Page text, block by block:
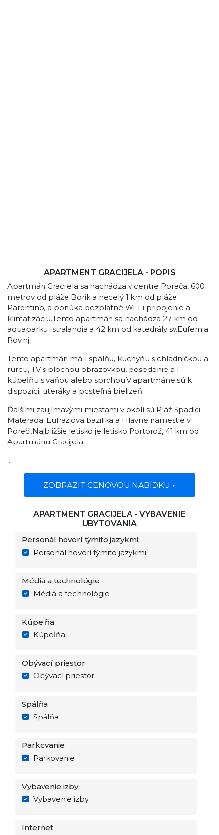
APARTMENT GRACIJELA - POPIS
Apartmán Gracijela sa nachádza v centre Poreča, 600
metrov od pláže Borik a necelý 1 km od pláže
Parentino, a ponúka bezplatné Wi-Fi pripojenie a
klimatizáciu.Tento apartmán sa nachádza 27 km od
aquaparku Istralandia a 42 km od katedrály sv.Eufemia
Rovinj.
Tento apartmán má 1 spálňu, kuchyňu s chladničkou a
rúrou, TV s plochou obrazovkou, posedenie a 1
kúpeľňu s vaňou alebo sprchou.V apartmáne sú k
dispozícii uteráky a posteľná bielizeň.
Ďalšími zaujímavými miestami v okolí sú Pláž Spadici
Materada, Eufraziova bazilika a Hlavné námestie v
Poreči.Najbližšie letisko je letisko Portorož, 41 km od
Apartmánu Gracijela.
..
ZOBRAZIT CENOVOU NABÍDKU »
APARTMENT GRACIJELA - VYBAVENIE
UBYTOVANIA
Personál hovorí týmito jazykmi:
Personál hovorí týmito jazykmi:
Médiá a technológie
Médiá a technológie
Kúpeľňa
Kúpeľňa
Obývací priestor
Obývací priestor
Spálňa
Spálňa
Parkovanie
Parkovanie
Vybavenie izby
Vybavenie izby
Internet